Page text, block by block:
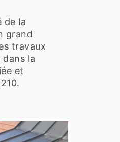
de la
grand
travaux
la
et